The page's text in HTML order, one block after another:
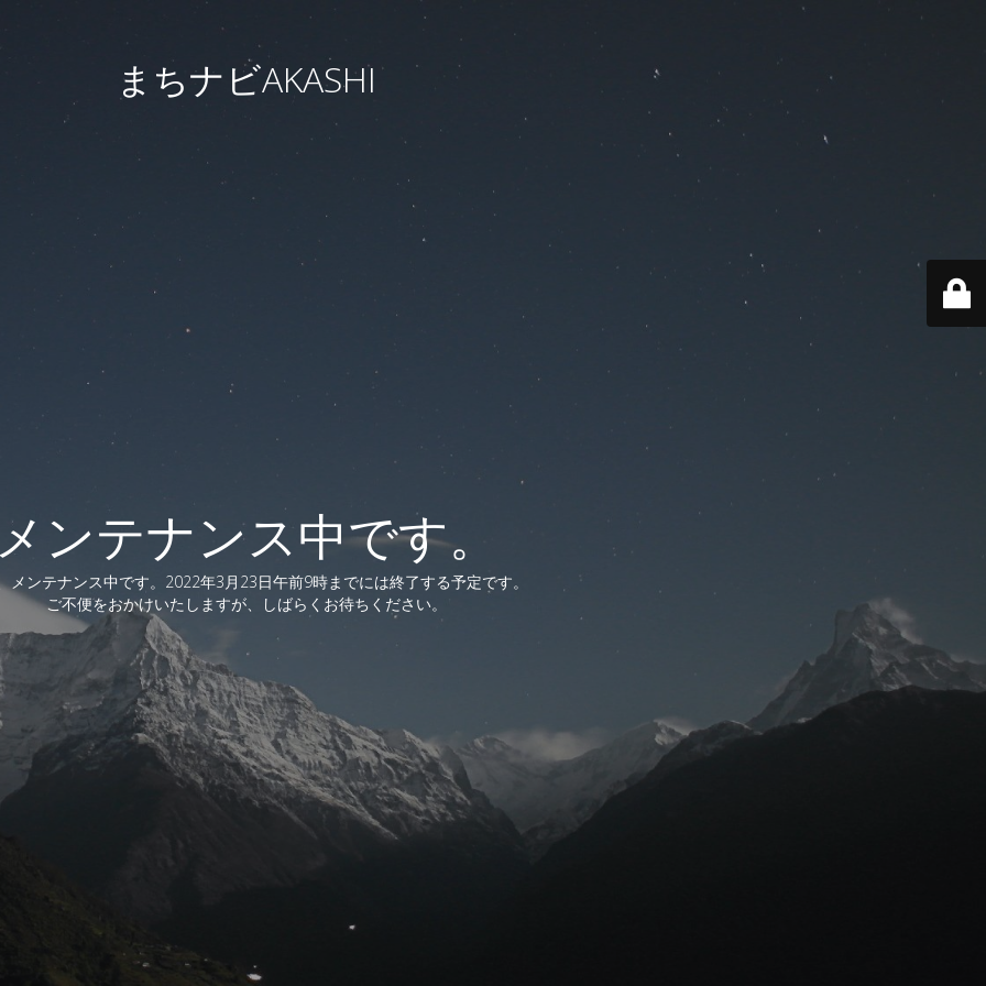
まちナビAKASHI
ンテナンス中です。
メンテナンス中です。2022年3月23日午前9時までには終了する予定です。
ご不便をおかけいたしますが、しばらくお待ちください。